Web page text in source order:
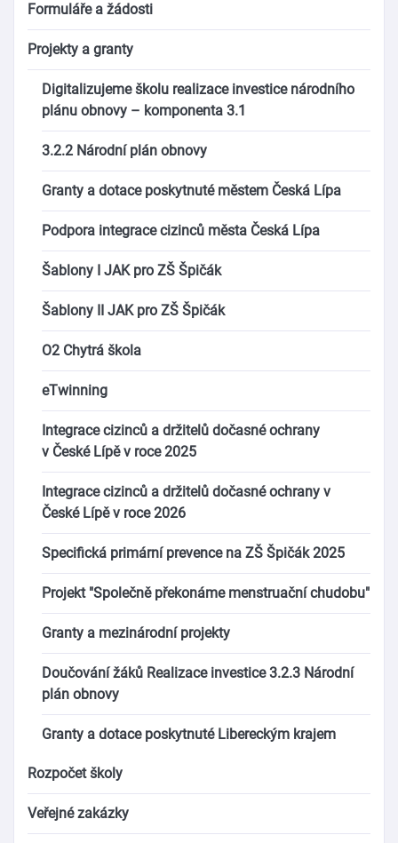
Formuláře a žádosti
Projekty a granty
Digitalizujeme školu realizace investice národního
plánu obnovy – komponenta 3.1
3.2.2 Národní plán obnovy
Granty a dotace poskytnuté městem Česká Lípa
Podpora integrace cizinců města Česká Lípa
Šablony I JAK pro ZŠ Špičák
Šablony II JAK pro ZŠ Špičák
O2 Chytrá škola
eTwinning
Integrace cizinců a držitelů dočasné ochrany
v České Lípě v roce 2025
Integrace cizinců a držitelů dočasné ochrany v
České Lípě v roce 2026
Specifická primární prevence na ZŠ Špičák 2025
Projekt "Společně překonáme menstruační chudobu"
Granty a mezinárodní projekty
Doučování žáků Realizace investice 3.2.3 Národní
plán obnovy
Granty a dotace poskytnuté Libereckým krajem
Rozpočet školy
Veřejné zakázky